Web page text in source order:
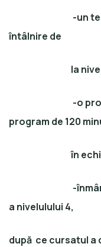
-un test scris
întâlnire de
la
-o probă
program de 120
în echipă
-înmânarea
a nivelulului 4,
după ce cursatul a